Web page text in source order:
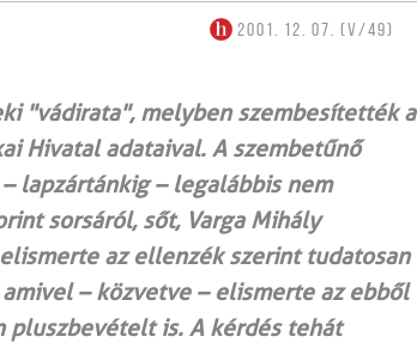
2001. 12. 07. (V/49)
"vádirata", melyben szembesítették a
Hivatal adataival. A szembetűnő
lapzártánkig – legalábbis nem
sorsáról, sőt, Varga Mihály
az ellenzék szerint tudatosan
– közvetve – elismerte az ebből
is. A kérdés tehát